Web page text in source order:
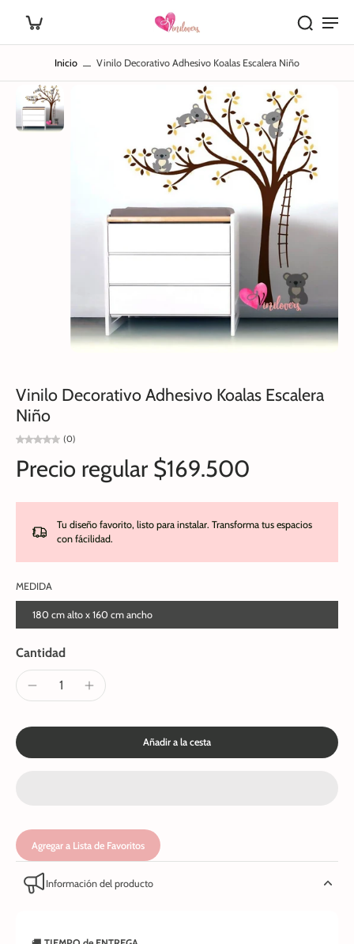
Inicio Vinilo Decorativo Adhesivo Koalas Escalera Niño
Vinilo Decorativo Adhesivo Koalas Escalera
Niño
(0)
Precio regular $169.500
Tu diseño favorito, listo para instalar. Transforma tus espacios
con fácilidad.
MEDIDA
180 cm alto x 160 cm ancho
Cantidad
Añadir a la cesta
Agregar a Lista de Favoritos
Información del producto